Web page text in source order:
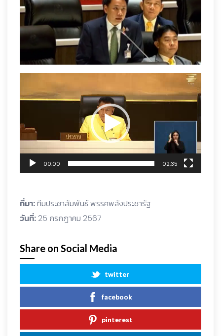
เล่น
วิดีโอ
00:00 02:35
ที่มา:ทีมประชาสัมพันธ์ พรรคพลังประชารัฐ
วันที่: 25 กรกฎาคม 2567
Share on Social Media
twitter
facebook
pinterest